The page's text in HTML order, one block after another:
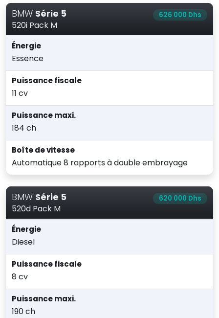
BMW Série 5
520i Pack M
626 000 Dhs
Énergie
Essence
Puissance fiscale
11 cv
Puissance maxi.
184 ch
Boîte de vitesse
Automatique 8 rapports à double embrayage
BMW Série 5
520d Pack M
620 000 Dhs
Énergie
Diesel
Puissance fiscale
8 cv
Puissance maxi.
190 ch